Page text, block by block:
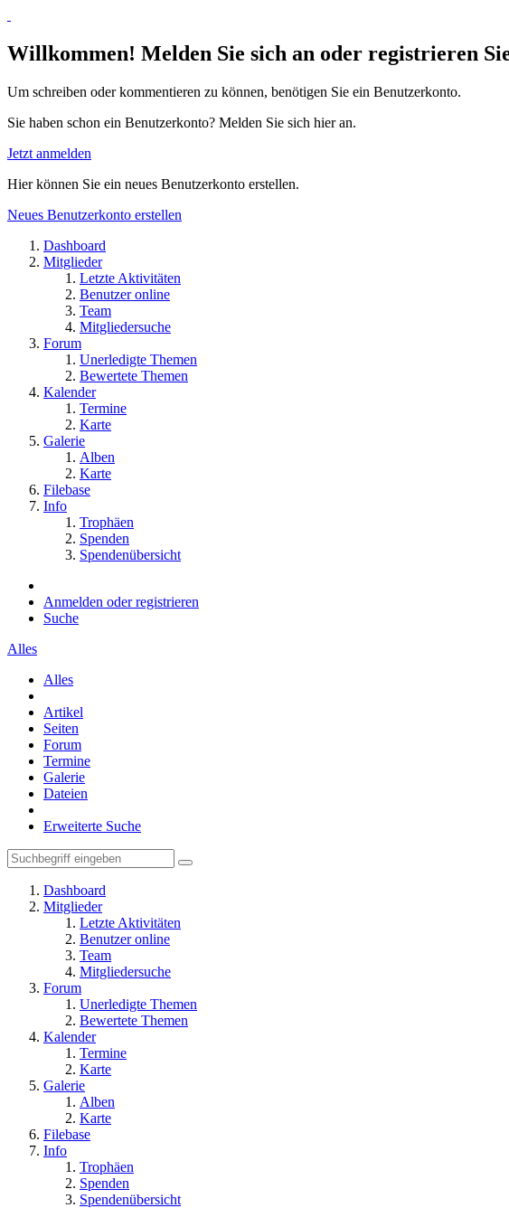
Willkommen! Melden Sie sich an oder registrieren
Um schreiben oder kommentieren zu können, benötigen Sie ein Benutzerkonto.
Sie haben schon ein Benutzerkonto? Melden Sie sich hier an.
Jetzt anmelden
Hier können Sie ein neues Benutzerkonto erstellen.
Neues Benutzerkonto erstellen
Dashboard
Mitglieder
Letzte Aktivitäten
Benutzer online
Team
Mitgliedersuche
Forum
Unerledigte Themen
Bewertete Themen
Kalender
Termine
Karte
Galerie
Alben
Karte
Filebase
Info
Trophäen
Spenden
Spendenübersicht
Anmelden oder registrieren
Suche
Alles
Alles
Artikel
Seiten
Forum
Termine
Galerie
Dateien
Erweiterte Suche
Dashboard
Mitglieder
Letzte Aktivitäten
Benutzer online
Team
Mitgliedersuche
Forum
Unerledigte Themen
Bewertete Themen
Kalender
Termine
Karte
Galerie
Alben
Karte
Filebase
Info
Trophäen
Spenden
Spendenübersicht